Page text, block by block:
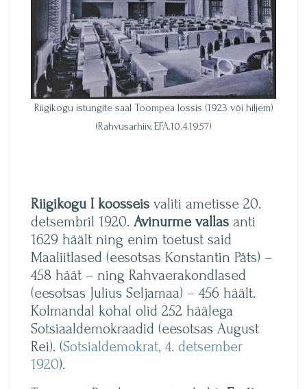
Riigikogu istungite saal Toompea lossis (1923 või hiljem)
(Rahvusarhiiv, EFA.10.4.1957)
Riigikogu I koosseis valiti ametisse 20.
detsembril 1920. Avinurme vallas anti
1629 häält ning enim toetust said
Maaliitlased (eesotsas Konstantin Päts) –
458 häät – ning Rahvaerakondlased
(eesotsas Julius Seljamaa) – 456 häält.
Kolmandal kohal olid 252 häälega
Sotsiaaldemokraadid (eesotsas August
Rei). (Sotsialdemokrat, 4. detsember
1920).